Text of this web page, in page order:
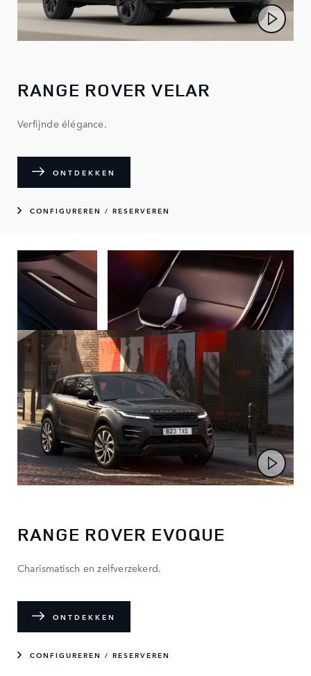
RANGE ROVER VELAR
Verfijnde élégance.
ONTDEKKEN
CONFIGUREREN / RESERVEREN
RANGE ROVER EVOQUE
Charismatisch en zelfverzekerd.
ONTDEKKEN
CONFIGUREREN / RESERVEREN